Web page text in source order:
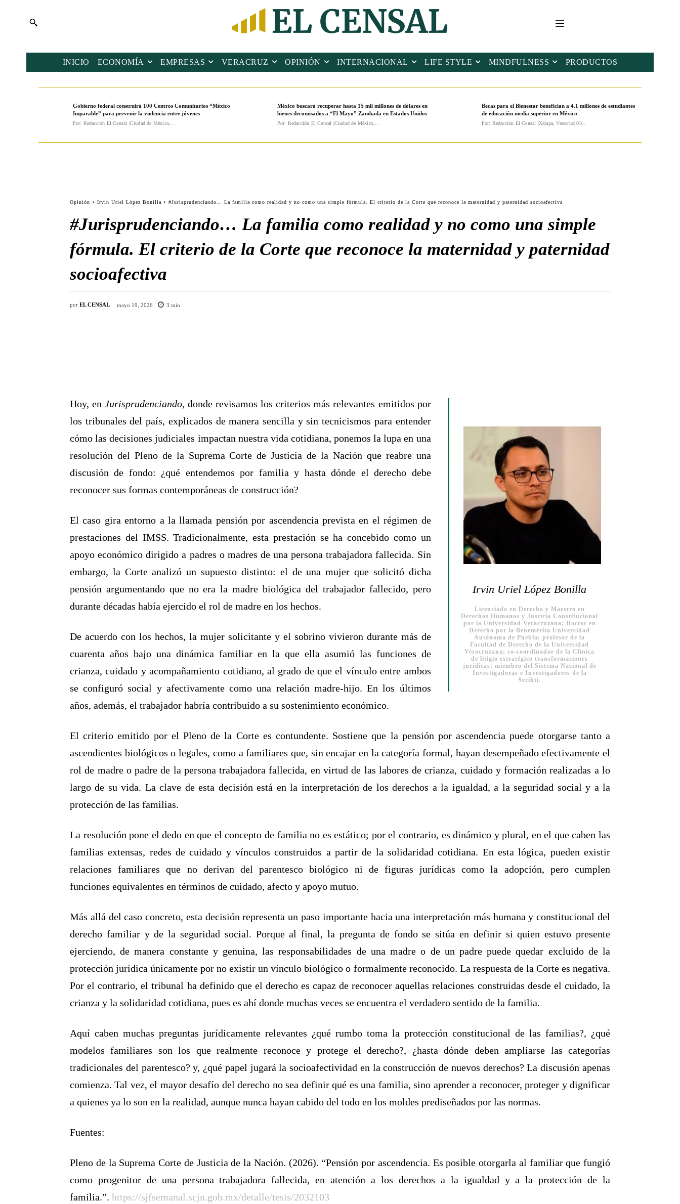
INICIO ECONOMÍA EMPRESAS VERACRUZ OPINIÓN INTERNACIONAL LIFE STYLE MINDFULNESS PRODUCTOS
Gobierno federal construirá 100 Centros Comunitarios “México
Imparable” para prevenir la violencia entre jóvenes
Por: Redacción El Censal |Ciudad de México,...
México buscará recuperar hasta 15 mil millones de dólares en
bienes decomisados a “El Mayo” Zambada en Estados Unidos
Por: Redacción El Censal |Ciudad de México,...
Becas para el Bienestar benefician a 4.1 millones de estudiantes
de educación media superior en México
Por: Redacción El Censal |Xalapa, Veracruz| 03...
Opinión Irvin Uriel López Bonilla #Jurisprudenciando… La familia como realidad y no como una simple fórmula. El criterio de la Corte que reconoce la maternidad y paternidad socioafectiva
#Jurisprudenciando… La familia como realidad y no como una simple
fórmula. El criterio de la Corte que reconoce la maternidad y paternidad
socioafectiva
por EL CENSAL mayo 19, 2026 3 min.
Irvin Uriel López Bonilla
Licenciado en Derecho y Maestro en
Derechos Humanos y Justicia Constitucional
por la Universidad Veracruzana; Doctor en
Derecho por la Benemérita Universidad
Autónoma de Puebla; profesor de la
Facultad de Derecho de la Universidad
Veracruzana; co-coordinador de la Clínica
de litigio estratégico transformaciones
jurídicas; miembro del Sistema Nacional de
Investigadoras e Investigadores de la
Secihti.
Hoy, enJurisprudenciando, donde revisamos los criterios más relevantes emitidos por
los tribunales del país, explicados de manera sencilla y sin tecnicismos para entender
cómo las decisiones judiciales impactan nuestra vida cotidiana, ponemos la lupa en una
resolución del Pleno de la Suprema Corte de Justicia de la Nación que reabre una
discusión de fondo: ¿qué entendemos por familia y hasta dónde el derecho debe
reconocer sus formas contemporáneas de construcción?
El caso gira entorno a la llamada pensión por ascendencia prevista en el régimen de
prestaciones del IMSS. Tradicionalmente, esta prestación se ha concebido como un
apoyo económico dirigido a padres o madres de una persona trabajadora fallecida. Sin
embargo, la Corte analizó un supuesto distinto: el de una mujer que solicitó dicha
pensión argumentando que no era la madre biológica del trabajador fallecido, pero
durante décadas había ejercido el rol de madre en los hechos.
De acuerdo con los hechos, la mujer solicitante y el sobrino vivieron durante más de
cuarenta años bajo una dinámica familiar en la que ella asumió las funciones de
crianza, cuidado y acompañamiento cotidiano, al grado de que el vínculo entre ambos
se configuró social y afectivamente como una relación madre-hijo. En los últimos
años, además, el trabajador habría contribuido a su sostenimiento económico.
El criterio emitido por el Pleno de la Corte es contundente. Sostiene que la pensión por ascendencia puede otorgarse tanto a
ascendientes biológicos o legales, como a familiares que, sin encajar en la categoría formal, hayan desempeñado efectivamente el
rol de madre o padre de la persona trabajadora fallecida, en virtud de las labores de crianza, cuidado y formación realizadas a lo
largo de su vida. La clave de esta decisión está en la interpretación de los derechos a la igualdad, a la seguridad social y a la
protección de las familias.
La resolución pone el dedo en que el concepto de familia no es estático; por el contrario, es dinámico y plural, en el que caben las
familias extensas, redes de cuidado y vínculos construidos a partir de la solidaridad cotidiana. En esta lógica, pueden existir
relaciones familiares que no derivan del parentesco biológico ni de figuras jurídicas como la adopción, pero cumplen
funciones equivalentes en términos de cuidado, afecto y apoyo mutuo.
Más allá del caso concreto, esta decisión representa un paso importante hacia una interpretación más humana y constitucional del
derecho familiar y de la seguridad social. Porque al final, la pregunta de fondo se sitúa en definir si quien estuvo presente
ejerciendo, de manera constante y genuina, las responsabilidades de una madre o de un padre puede quedar excluido de la
protección jurídica únicamente por no existir un vínculo biológico o formalmente reconocido. La respuesta de la Corte es negativa.
Por el contrario, el tribunal ha definido que el derecho es capaz de reconocer aquellas relaciones construidas desde el cuidado, la
crianza y la solidaridad cotidiana, pues es ahí donde muchas veces se encuentra el verdadero sentido de la familia.
Aquí caben muchas preguntas jurídicamente relevantes ¿qué rumbo toma la protección constitucional de las familias?, ¿qué
modelos familiares son los que realmente reconoce y protege el derecho?, ¿hasta dónde deben ampliarse las categorías
tradicionales del parentesco? y, ¿qué papel jugará la socioafectividad en la construcción de nuevos derechos? La discusión apenas
comienza. Tal vez, el mayor desafío del derecho no sea definir qué es una familia, sino aprender a reconocer, proteger y dignificar
a quienes ya lo son en la realidad, aunque nunca hayan cabido del todo en los moldes prediseñados por las normas.
Fuentes:
Pleno de la Suprema Corte de Justicia de la Nación. (2026). “Pensión por ascendencia. Es posible otorgarla al familiar que fungió
como progenitor de una persona trabajadora fallecida, en atención a los derechos a la igualdad y a la protección de la
familia.”. https://sjfsemanal.scjn.gob.mx/detalle/tesis/2032103